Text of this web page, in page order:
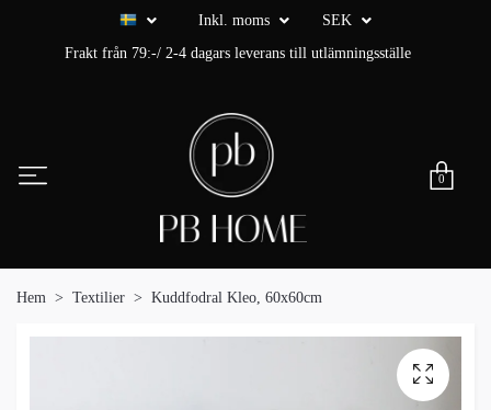
Inkl. moms
SEK
Frakt från 79:-/ 2-4 dagars leverans till utlämningsställe
0
Hem Textilier Kuddfodral Kleo, 60x60cm